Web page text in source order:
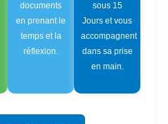
documents
en prenant le
temps et la
réflexion.
sous 15
Jours et vous
accompagnent
dans sa prise
en main.